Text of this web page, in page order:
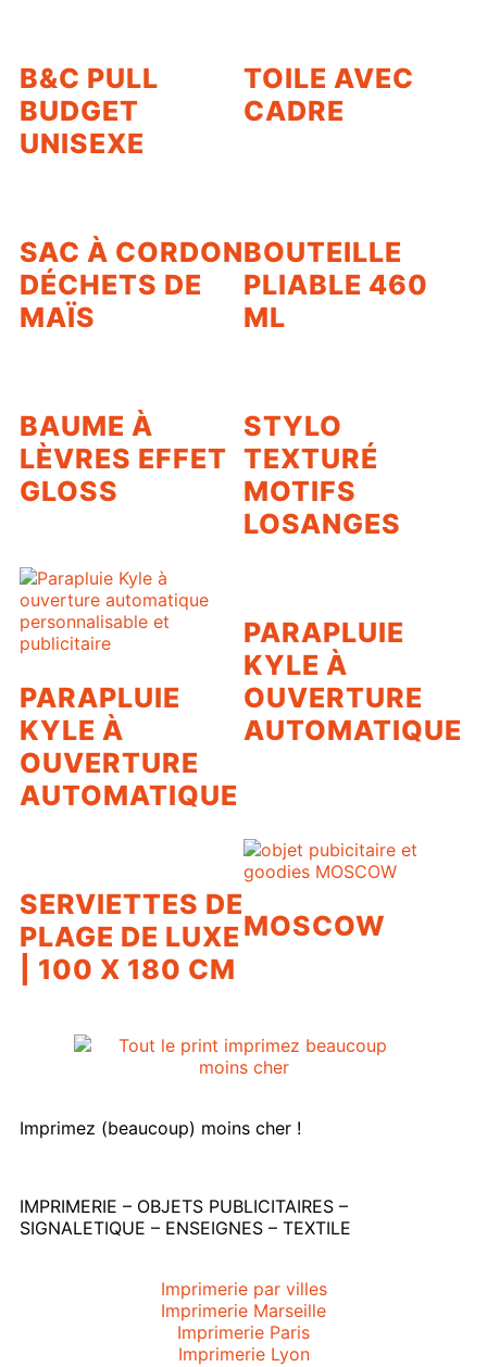
B&C PULL
BUDGET
UNISEXE
TOILE AVEC
CADRE
SAC À CORDON
DÉCHETS DE
MAÏS
BOUTEILLE
PLIABLE 460
ML
BAUME À
LÈVRES EFFET
GLOSS
STYLO
TEXTURÉ
MOTIFS
LOSANGES
PARAPLUIE
KYLE À
OUVERTURE
AUTOMATIQUE
PARAPLUIE
KYLE À
OUVERTURE
AUTOMATIQUE
SERVIETTES DE
PLAGE DE LUXE
| 100 X 180 CM
MOSCOW
Imprimez (beaucoup) moins cher !
IMPRIMERIE – OBJETS PUBLICITAIRES –
SIGNALETIQUE – ENSEIGNES – TEXTILE
Imprimerie par villes
Imprimerie Marseille
Imprimerie Paris
Imprimerie Lyon